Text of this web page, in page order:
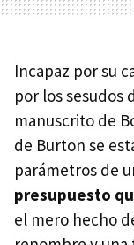
Incapaz por su
por los sesudos
manuscrito de
de Burton se
parámetros de
presupuesto
el mero hecho